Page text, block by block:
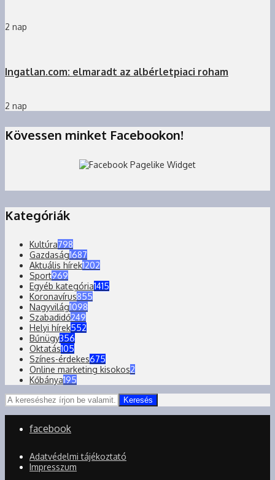
2 nap
Ingatlan.com: elmaradt az albérletpiaci roham
2 nap
Kövessen minket Facebookon!
Kategóriák
Kultúra798
Gazdaság1687
Aktuális hírek1202
Sport969
Egyéb kategória1415
Koronavírus855
Nagyvilág1098
Szabadidő249
Helyi hírek552
Bűnügy356
Oktatás105
Színes-érdekes675
Online marketing kisokos2
Kőbánya195
Keresés
facebook
Adatvédelmi tájékoztató
Impresszum